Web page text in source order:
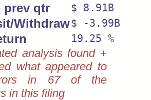
prev qtr $ 8.91B
Withdraw$ -3.99B
19.25 %
analysis found +
what appeared to
in 67 of the
in this filing